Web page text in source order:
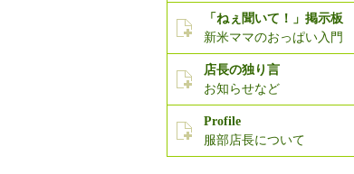
「ねぇ聞いて！」掲示板
新米ママのおっぱい入門
店長の独り言
お知らせなど
Profile
服部店長について